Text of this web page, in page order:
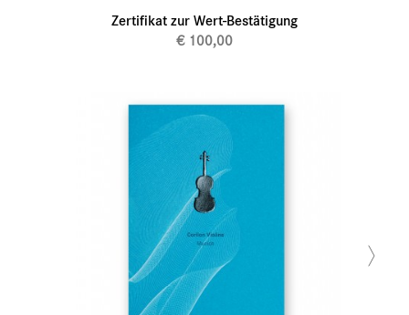
Zertifikat zur Wert-Bestätigung
€ 100,00